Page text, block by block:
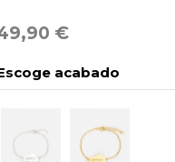
€
acabado